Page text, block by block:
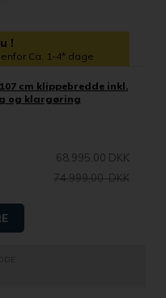
!
Ca. 1-4* dage
cm klippebredde inkl.
og klargøring
68.995,00 DKK
74.999,00 DKK